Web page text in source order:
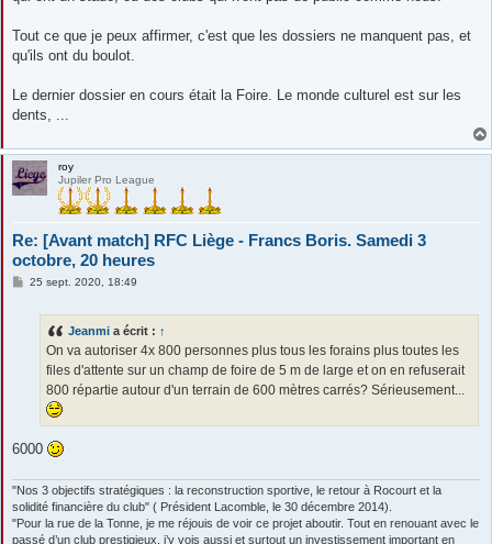
Tout ce que je peux affirmer, c'est que les dossiers ne manquent pas, et
qu'ils ont du boulot.
Le dernier dossier en cours était la Foire. Le monde culturel est sur les
dents, ...
roy
Jupiler Pro League
Re: [Avant match] RFC Liège - Francs Boris. Samedi 3
octobre, 20 heures
M25 sept. 2020, 18:49
Jeanmi a écrit : ↑
On va autoriser 4x 800 personnes plus tous les forains plus toutes les
files d'attente sur un champ de foire de 5 m de large et on en refuserait
800 répartie autour d'un terrain de 600 mètres carrés? Sérieusement...
6000
"Nos 3 objectifs stratégiques : la reconstruction sportive, le retour à Rocourt et la
solidité financière du club" ( Président Lacomble, le 30 décembre 2014).
"Pour la rue de la Tonne, je me réjouis de voir ce projet aboutir. Tout en renouant avec le
passé d’un club prestigieux, j’y vois aussi et surtout un investissement important en